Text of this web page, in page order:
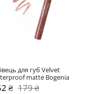
для губ Velvet
matte Bogenia
₴ 179 ₴